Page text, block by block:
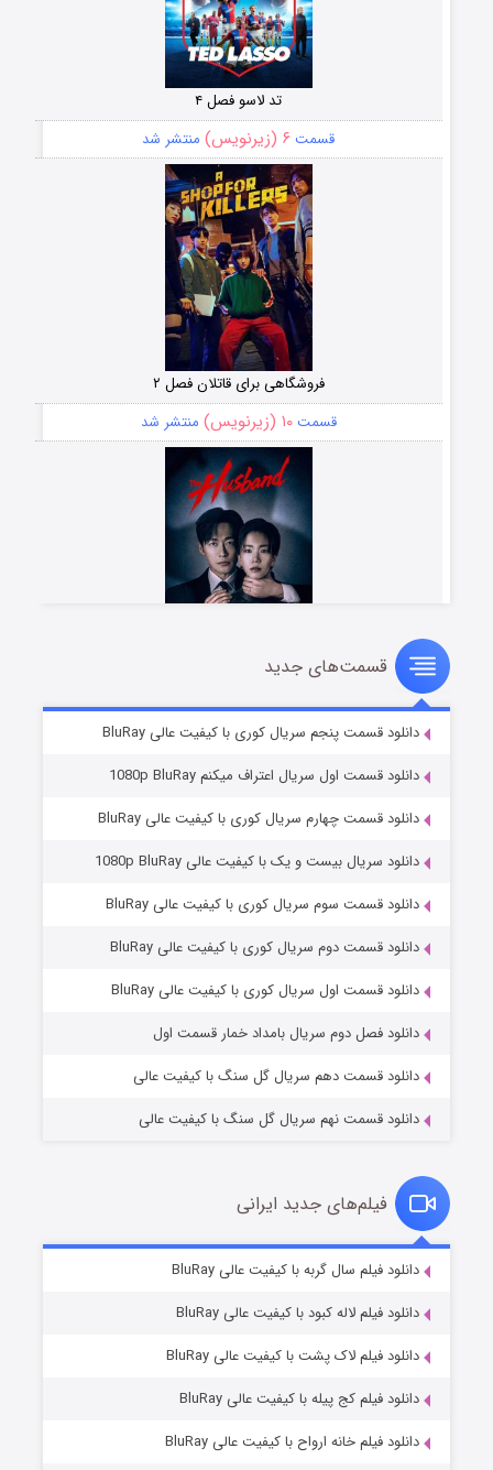
تد لاسو فصل ۴
قسمت ۶ (زیرنویس) منتشر شد
فروشگاهی برای قاتلان فصل ۲
قسمت۱۰ (زیرنویس) منتشر شد
قسمت۸ (زیرنویس) منتشر شد
عملیات آپارتمان
قسمت۲ (زیرنویس) منتشر شد
قسمت۲ (زیرنویس) منتشر شد
قسمت‌های جدید
دانلود قسمت پنجم سریال کوری با کیفیت عالی BluRay
دانلود قسمت اول سریال اعتراف میکنم 1080p BluRay
دانلود قسمت چهارم سریال کوری با کیفیت عالی BluRay
دانلود سریال بیست و یک با کیفیت عالی 1080p BluRay
دانلود قسمت سوم سریال کوری با کیفیت عالی BluRay
دانلود قسمت دوم سریال کوری با کیفیت عالی BluRay
دانلود قسمت اول سریال کوری با کیفیت عالی BluRay
دانلود فصل دوم سریال بامداد خمار قسمت اول
دانلود قسمت دهم سریال گل سنگ با کیفیت عالی
دانلود قسمت نهم سریال گل سنگ با کیفیت عالی
فیلم‌های جدید ایرانی
دانلود فیلم سال گربه با کیفیت عالی BluRay
دانلود فیلم لاله کبود با کیفیت عالی BluRay
دانلود فیلم لاک پشت با کیفیت عالی BluRay
دانلود فیلم کج‌ پیله با کیفیت عالی BluRay
دانلود فیلم خانه ارواح با کیفیت عالی BluRay